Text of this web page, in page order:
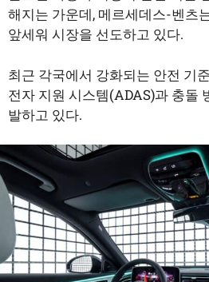
해지는 가운데, 메르세데스-벤츠
앞세워 시장을 선도하고 있다.
최근 각국에서 강화되는 안전 기
전자 지원 시스템(ADAS)과 충돌
발하고 있다.